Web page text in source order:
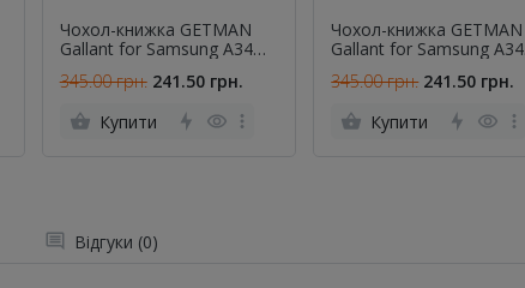
Чохол-книжка GETMAN
Gallant for Samsung A34
345.00 грн. 241.50 грн.
Купити
Чохол-книжка GETMAN
Gallant for Samsung A34
345.00 грн. 241.50 грн.
Купити
Відгуки (0)